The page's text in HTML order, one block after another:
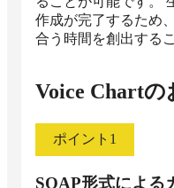
作成が完了するため
合う時間を創出する
Voice Chartの
ポイント 1
SOAP形式による